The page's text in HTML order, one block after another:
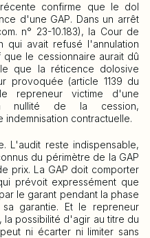
confirme que le dol
d'une GAP. Dans un arrêt
n° 23-10.183), la Cour de
qui avait refusé l'annulation
le cessionnaire aurait dû
que la réticence dolosive
provoquée (article 1139 du
repreneur victime d'une
nullité de la cession,
contractuelle.
L'audit reste indispensable,
du périmètre de la GAP
prix. La GAP doit comporter
prévoit expressément que
le garant pendant la phase
garantie. Et le repreneur
possibilité d'agir au titre du
ni écarter ni limiter sans